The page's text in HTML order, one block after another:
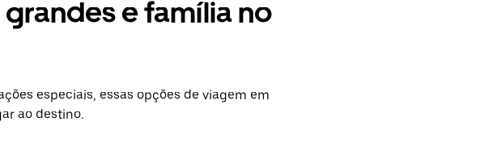
e família no
especiais, essas opções de viagem em
ao destino.